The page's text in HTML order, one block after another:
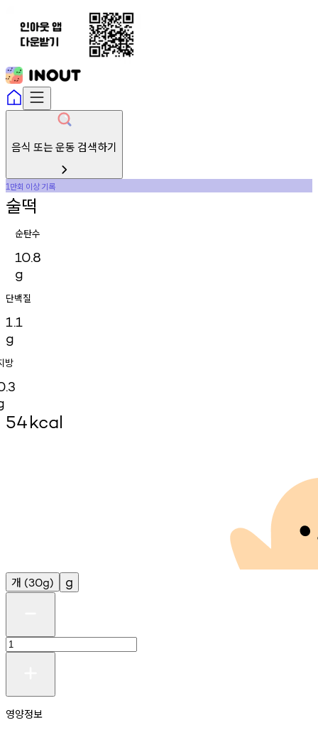
음식 또는 운동 검색하기
1만회 이상기록
술떡
순탄수
10.8
g
단백질
1.1
g
방
54kcal
개 (30g) g
영양정보